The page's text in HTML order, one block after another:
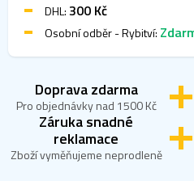
DHL:300 Kč
Osobní odběr - Rybitví:
Doprava zdarma
Pro objednávky nad 1500 Kč
Záruka snadné
reklamace
Zboží vyměňujeme neprodleně